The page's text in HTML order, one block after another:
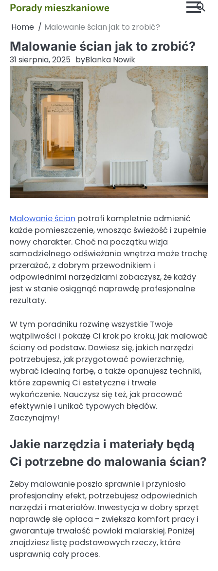
Skip
content
Porady mieszkaniowe
Home Malowanie ścian jak to zrobić?
Malowanie ścian jak to zrobić?
31 sierpnia, 2025 byBlanka Nowik
Malowanie ścian potrafi kompletnie odmienić
każde pomieszczenie, wnosząc świeżość i zupełnie
nowy charakter. Choć na początku wizja
samodzielnego odświeżania wnętrza może trochę
przerażać, z dobrym przewodnikiem i
odpowiednimi narzędziami zobaczysz, że każdy
jest w stanie osiągnąć naprawdę profesjonalne
rezultaty.
W tym poradniku rozwinę wszystkie Twoje
wątpliwości i pokażę Ci krok po kroku, jak malować
ściany od podstaw. Dowiesz się, jakich narzędzi
potrzebujesz, jak przygotować powierzchnię,
wybrać idealną farbę, a także opanujesz techniki,
które zapewnią Ci estetyczne i trwałe
wykończenie. Nauczysz się też, jak pracować
efektywnie i unikać typowych błędów.
Zaczynajmy!
Jakie narzędzia i materiały będą
Ci potrzebne do malowania ścian?
Żeby malowanie poszło sprawnie i przyniosło
profesjonalny efekt, potrzebujesz odpowiednich
narzędzi i materiałów. Inwestycja w dobry sprzęt
naprawdę się opłaca – zwiększa komfort pracy i
gwarantuje trwałość powłoki malarskiej. Poniżej
znajdziesz listę podstawowych rzeczy, które
usprawnią cały proces.